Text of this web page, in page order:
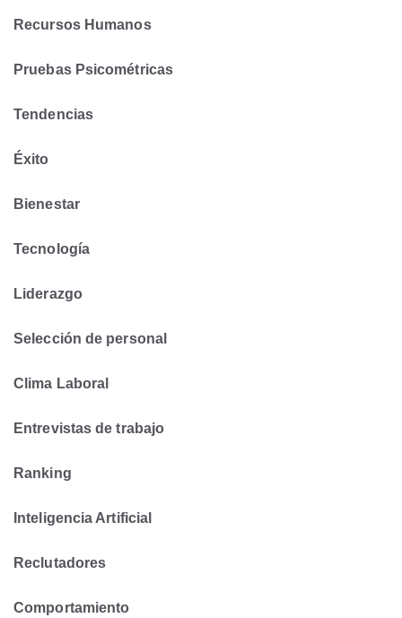
Recursos Humanos
Pruebas Psicométricas
Tendencias
Éxito
Bienestar
Tecnología
Liderazgo
Selección de personal
Clima Laboral
Entrevistas de trabajo
Ranking
Inteligencia Artificial
Reclutadores
Comportamiento